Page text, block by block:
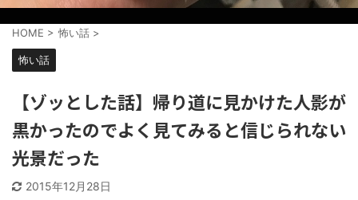
HOME > 怖い話 >
怖い話
【ゾッとした話】帰り道に見かけた人影が
黒かったのでよく見てみると信じられない
光景だった
2015年12月28日